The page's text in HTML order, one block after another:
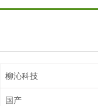
柳沁科技
国产